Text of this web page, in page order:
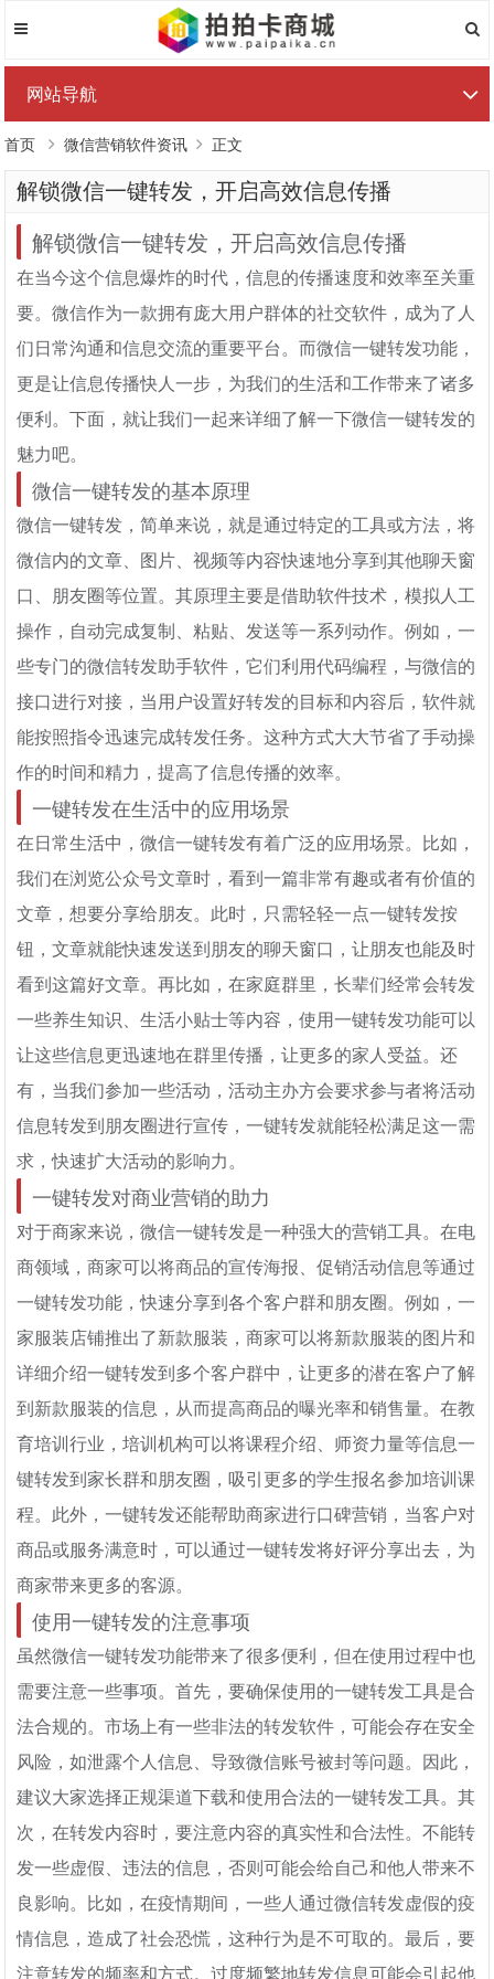
网站导航
首页 微信营销软件资讯 正文
解锁微信一键转发，开启高效信息传播
解锁微信一键转发，开启高效信息传播
在当今这个信息爆炸的时代，信息的传播速度和效率至关重
要。微信作为一款拥有庞大用户群体的社交软件，成为了人
们日常沟通和信息交流的重要平台。而微信一键转发功能，
更是让信息传播快人一步，为我们的生活和工作带来了诸多
便利。下面，就让我们一起来详细了解一下微信一键转发的
魅力吧。
微信一键转发的基本原理
微信一键转发，简单来说，就是通过特定的工具或方法，将
微信内的文章、图片、视频等内容快速地分享到其他聊天窗
口、朋友圈等位置。其原理主要是借助软件技术，模拟人工
操作，自动完成复制、粘贴、发送等一系列动作。例如，一
些专门的微信转发助手软件，它们利用代码编程，与微信的
接口进行对接，当用户设置好转发的目标和内容后，软件就
能按照指令迅速完成转发任务。这种方式大大节省了手动操
作的时间和精力，提高了信息传播的效率。
一键转发在生活中的应用场景
在日常生活中，微信一键转发有着广泛的应用场景。比如，
我们在浏览公众号文章时，看到一篇非常有趣或者有价值的
文章，想要分享给朋友。此时，只需轻轻一点一键转发按
钮，文章就能快速发送到朋友的聊天窗口，让朋友也能及时
看到这篇好文章。再比如，在家庭群里，长辈们经常会转发
一些养生知识、生活小贴士等内容，使用一键转发功能可以
让这些信息更迅速地在群里传播，让更多的家人受益。还
有，当我们参加一些活动，活动主办方会要求参与者将活动
信息转发到朋友圈进行宣传，一键转发就能轻松满足这一需
求，快速扩大活动的影响力。
一键转发对商业营销的助力
对于商家来说，微信一键转发是一种强大的营销工具。在电
商领域，商家可以将商品的宣传海报、促销活动信息等通过
一键转发功能，快速分享到各个客户群和朋友圈。例如，一
家服装店铺推出了新款服装，商家可以将新款服装的图片和
详细介绍一键转发到多个客户群中，让更多的潜在客户了解
到新款服装的信息，从而提高商品的曝光率和销售量。在教
育培训行业，培训机构可以将课程介绍、师资力量等信息一
键转发到家长群和朋友圈，吸引更多的学生报名参加培训课
程。此外，一键转发还能帮助商家进行口碑营销，当客户对
商品或服务满意时，可以通过一键转发将好评分享出去，为
商家带来更多的客源。
使用一键转发的注意事项
虽然微信一键转发功能带来了很多便利，但在使用过程中也
需要注意一些事项。首先，要确保使用的一键转发工具是合
法合规的。市场上有一些非法的转发软件，可能会存在安全
风险，如泄露个人信息、导致微信账号被封等问题。因此，
建议大家选择正规渠道下载和使用合法的一键转发工具。其
次，在转发内容时，要注意内容的真实性和合法性。不能转
发一些虚假、违法的信息，否则可能会给自己和他人带来不
良影响。比如，在疫情期间，一些人通过微信转发虚假的疫
情信息，造成了社会恐慌，这种行为是不可取的。最后，要
注意转发的频率和方式。过度频繁地转发信息可能会引起他